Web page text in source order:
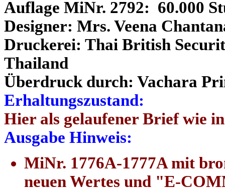
Auflage MiNr. 2792: 60.000
Designer: Mrs. Veena
Druckerei: Thai British
Thailand
Überdruck durch: Vachara
Erhaltungszustand:
Hier als gelaufener Brief wie
Ausgabe Hinweis:
MiNr. 1776A-1777A mit
neuen Wertes und "E-